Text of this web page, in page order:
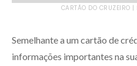
CARTÃO DO CRUZEIRO |
Semelhante a um cartão de
informações importantes na